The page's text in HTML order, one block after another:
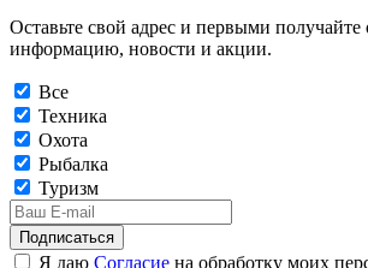
Оставьте свой адрес и первыми
информацию, новости и акции.
Все
Техника
Охота
Рыбалка
Туризм
Подписаться
Я даю Согласие на обработку моих